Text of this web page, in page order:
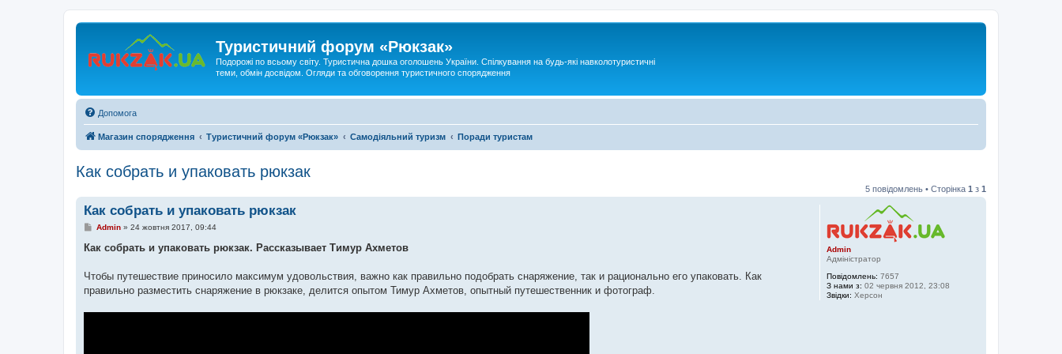
Туристичний форум «Рюкзак»
Подорожі по всьому світу. Туристична дошка оголошень України. Спілкування на будь-які навколотуристичні
теми, обмін досвідом. Огляди та обговорення туристичного спорядження
Допомога
Магазин спорядження Туристичний форум «Рюкзак» Самодіяльний туризм Поради туристам
Как собрать и упаковать рюкзак
5 повідомлень • Сторінка 1 з 1
Admin
Адміністратор
Повідомлень: 7657
З нами з: 02 червня 2012, 23:08
Звідки: Херсон
Как собрать и упаковать рюкзак
П
в
о
л
н
Admin» 24 жовтня 2017, 09:44
Как собрать и упаковать рюкзак. Рассказывает Тимур Ахметов
Чтобы путешествие приносило максимум удовольствия, важно как правильно подобрать снаряжение, так и рационально его упаковать. Как
правильно разместить снаряжение в рюкзаке, делится опытом Тимур Ахметов, опытный путешественник и фотограф.